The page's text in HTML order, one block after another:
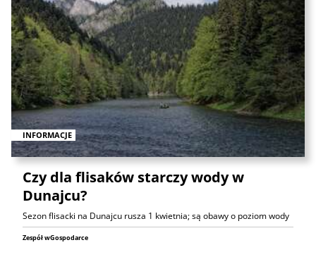
INFORMACJE
Czy dla flisaków starczy wody w
Dunajcu?
Sezon flisacki na Dunajcu rusza 1 kwietnia; są obawy o poziom wody
Zespół wGospodarce